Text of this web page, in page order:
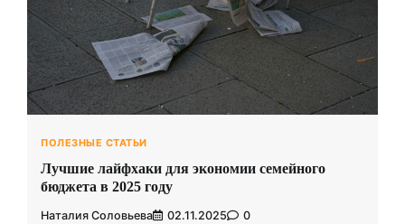
ПОЛЕЗНЫЕ СТАТЬИ
Лучшие лайфхаки для экономии семейного
бюджета в 2025 году
Наталия Соловьева 02.11.2025 0